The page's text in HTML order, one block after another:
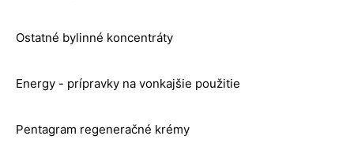
Ostatné bylinné koncentráty
Energy - prípravky na vonkajšie použitie
Pentagram regeneračné krémy